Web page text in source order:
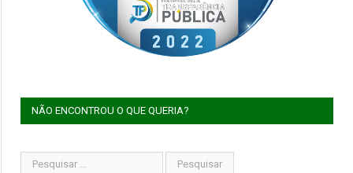
NÃO ENCONTROU O QUE QUERIA?